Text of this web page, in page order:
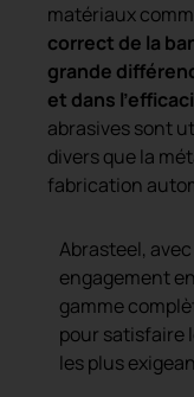
matériaux
correct de la
grande
et dans
abrasives sont
divers que la
fabrication
Abrasteel,
engagement
gamme
pour satisfaire
les plus